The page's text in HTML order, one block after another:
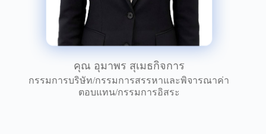
คุณ อุมาพร สุเมธกิจการ
กรรมการบริษัท/กรรมการสรรหาและพิจารณาค่า
ตอบแทน/กรรมการอิสระ